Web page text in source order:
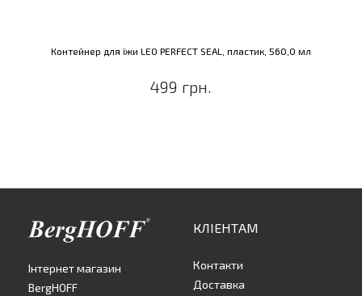
Контейнер для їжи LEO PERFECT SEAL, пластик, 560,0 мл
499 грн.
Інтернет магазин
BergHOFF
КЛІЕНТАМ
Контакти
Доставка